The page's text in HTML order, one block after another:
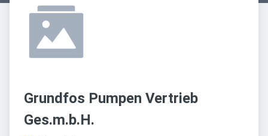
Grundfos Pumpen Vertrieb
Ges.m.b.H.